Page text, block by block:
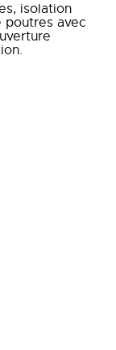
isolation
poutres avec